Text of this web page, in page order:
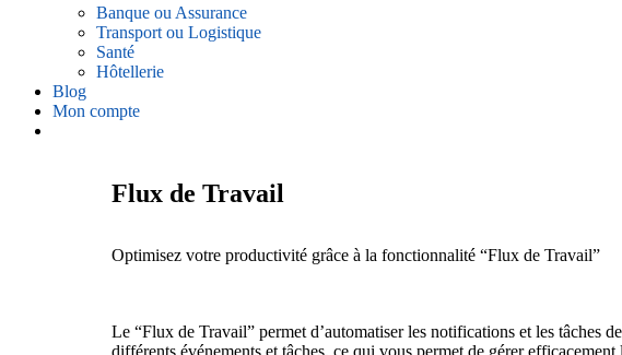
Banque ou Assurance
Transport ou Logistique
Santé
Hôtellerie
Blog
Mon compte
Flux de Travail
Optimisez votre productivité grâce à la fonctionnalité “Flux de Travail”
Le “Flux de Travail” permet d’automatiser les notifications et les tâches
différents événements et tâches, ce qui vous permet de gérer